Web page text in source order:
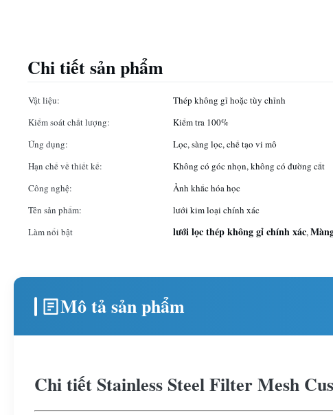
Chi tiết sản phẩm
Vật liệu: Thép không gỉ hoặc tùy chỉnh
Kiểm soát chất lượng:
Kiểm tra 100%
Ứng dụng:
Lọc, sàng lọc, chế tạo vi mô
Hạn chế về thiết kế:
Không có góc nhọn, không có đường cắt
Công nghệ:
Ảnh khắc hóa học
Tên sản phẩm:
lưới kim loại chính xác
Làm nổi bật
lưới lọc thép không gỉ chính xác,
Mô tả sản phẩm
Chi tiết Stainless Steel Filter Mesh